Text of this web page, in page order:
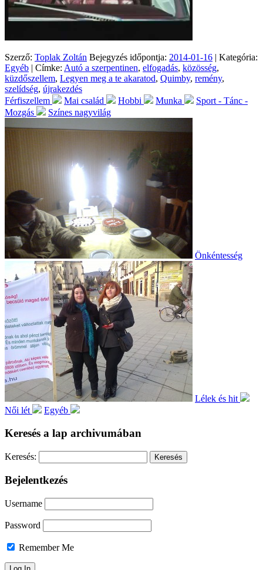
Szerző: Toplak Zoltán Bejegyzés időpontja: 2014-01-16 | Kategória:
Egyéb | Címke: Autó a szerpentinen, elfogadás, közösség,
küzdőszellem, Legyen meg a te akaratod, Quimby, remény,
szelídség, újrakezdés
Férfiszellem
Mai család Hobbi Munka
Sport - Tánc -
Mozgás
Színes nagyvilág
Önkéntesség
Lélek és hit
Női lét
Egyéb
Keresés a lap archivumában
Keresés:
Bejelentkezés
Username
Password
Remember Me